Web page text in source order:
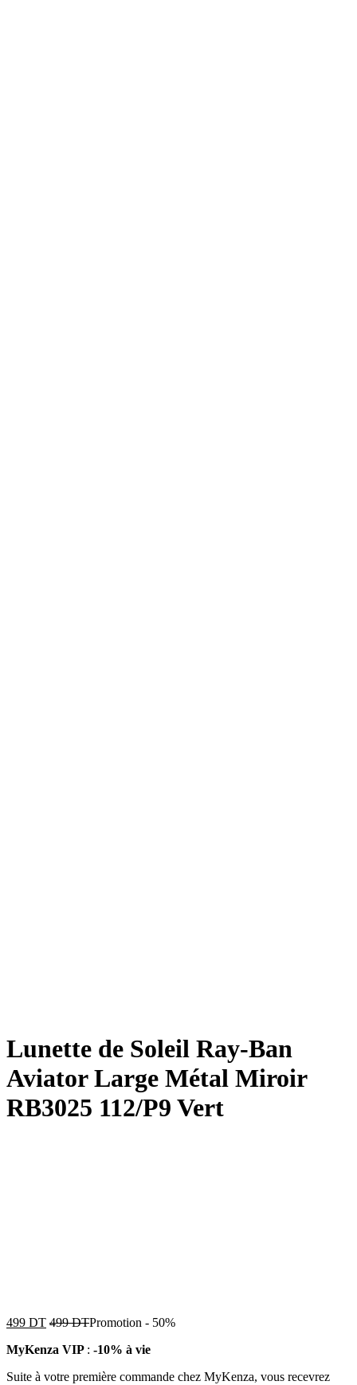
Lunette de Soleil Ray-Ban
Aviator Large Métal Miroir
RB3025 112/P9 Vert
499 DT 499DTPromotion - 50%
MyKenza VIP : -10% à vie
Suite à votre première commande chez MyKenza, vous recevrez